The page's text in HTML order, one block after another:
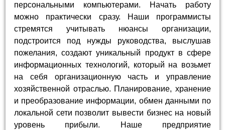
персональными компьютерами. Начать работу
можно практически сразу. Наши программисты
стремятся учитывать нюансы организации,
подстроится под нужды руководства, выслушав
пожелания, создают уникальный продукт в сфере
информационных технологий, который на возьмет
на себя организационную часть и управление
хозяйственной отраслью. Планирование, хранение
и преобразование информации, обмен данными по
локальной сети позволит вывести бизнес на новый
уровень прибыли. Наше предприятие